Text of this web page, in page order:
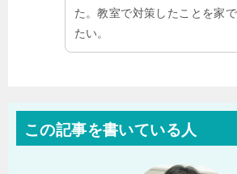
た。教室で対策したことを家
たい。
この記事を書いている人